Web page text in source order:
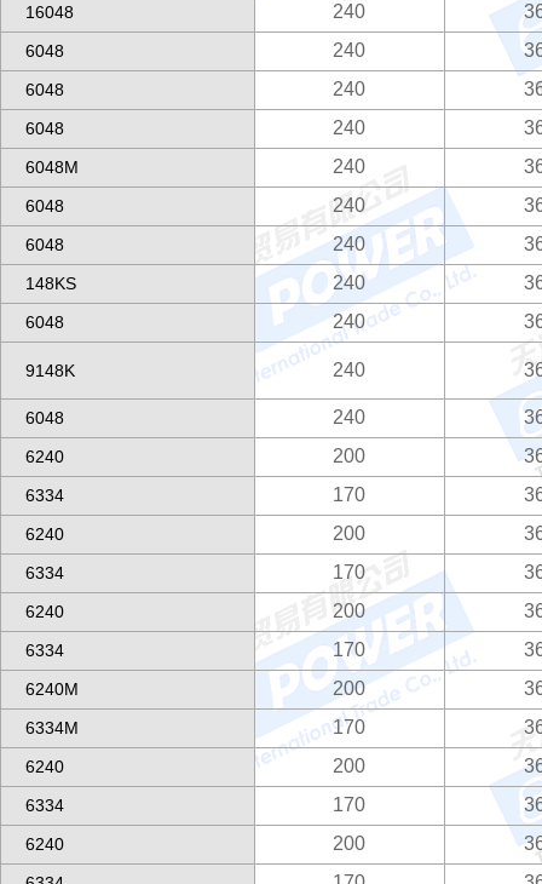
16048 240
6048 240
6048 240
6048 240
6048M 240
6048 240
6048 240
148KS 240
6048 240
9148K 240
6048 240
6240 200
6334 170
6240 200
6334 170
6240 200
6334 170
6240M 200
6334M 170
6240 200
6334 170
6240 200